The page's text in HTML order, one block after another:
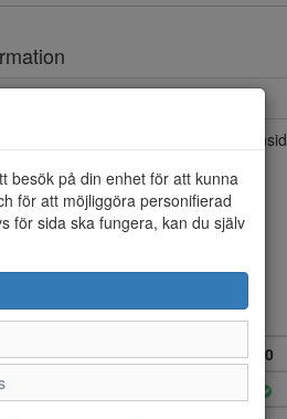
Dragkedja
38 39 40
besök på din enhet för att kunna
för att möjliggöra personifierad
för sida ska fungera, kan du själv